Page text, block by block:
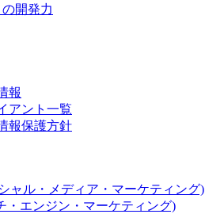
開発力
報
アント一覧
報保護方針
ャル・メディア・マーケティング)
・エンジン・マーケティング)